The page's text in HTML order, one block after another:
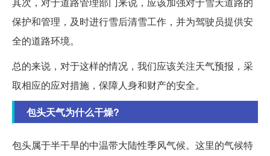
保护和管理，及时进行雪后清雪工作，并为驾驶员提供安
全的道路环境。
总的来说，对于这样的情况，我们应该关注天气预报，采
取相应的应对措施，保障人身和财产的安全。
包头天气为什么干燥?
包头属于半干旱的中温带大陆性季风气候。这里的气候特